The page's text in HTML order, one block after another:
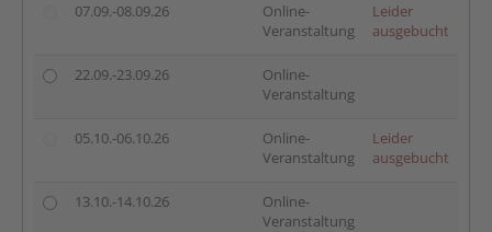
07.09.-08.09.26
Online-
Veranstaltung
Leider
ausgebucht
22.09.-23.09.26
Online-
Veranstaltung
05.10.-06.10.26
Online-
Veranstaltung
Leider
ausgebucht
13.10.-14.10.26
Online-
Veranstaltung